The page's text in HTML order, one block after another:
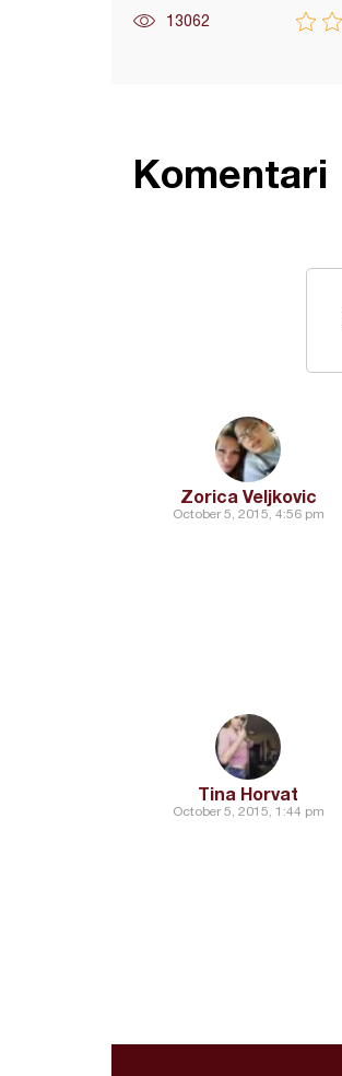
13062
Komentari
Zorica Veljkovic
October 5, 2015, 4:56 pm
Tina Horvat
October 5, 2015, 1:44 pm